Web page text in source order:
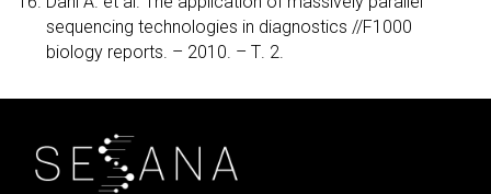
sequencing technologies in diagnostics //F1000
biology reports. – 2010. – Т. 2.